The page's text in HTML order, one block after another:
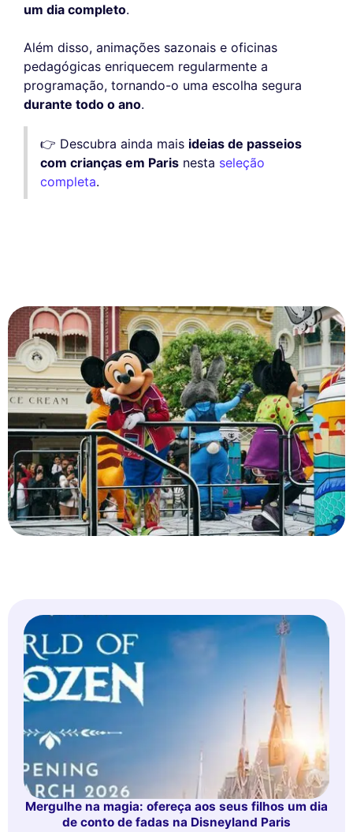
um dia completo.
Além disso, animações sazonais e oficinas
pedagógicas enriquecem regularmente a
programação, tornando-o uma escolha segura
durante todo o ano.
👉 Descubra ainda mais ideias de passeios
com crianças em Paris nesta seleção
completa.
Mergulhe na magia: ofereça aos seus filhos um dia
de conto de fadas na Disneyland Paris